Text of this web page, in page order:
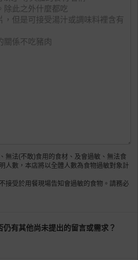
無法(不敢)食用的食材、及會過敏、無法食
人數，本店將以全體人數為食物過敏對象計
接受於用餐現場告知會過敏的食物。請務必
有其他尚未提出的留言或需求？